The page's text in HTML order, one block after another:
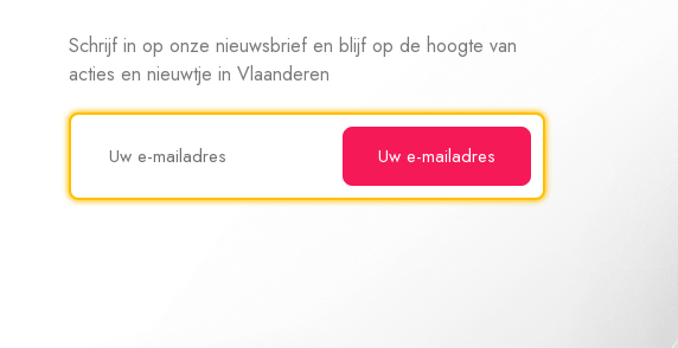
Schrijf in op onze nieuwsbrief en blijf op de hoogte van
acties en nieuwtje in Vlaanderen